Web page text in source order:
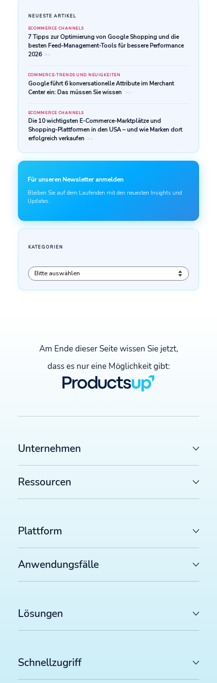
Am Ende dieser Seite wissen Sie jetzt,
dass es nur eine Möglichkeit gibt:
Unternehmen
Ressourcen
Plattform
Anwendungsfälle
Lösungen
Schnellzugriff